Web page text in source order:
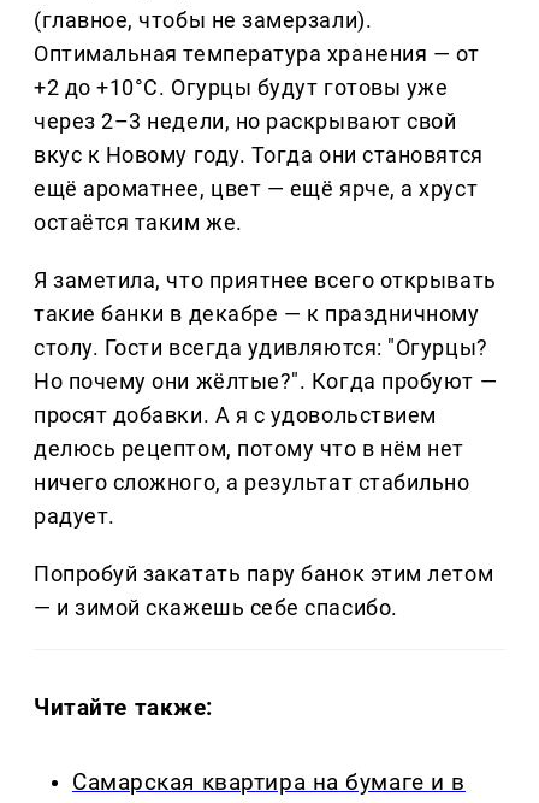
(главное, чтобы не замерзали).
Оптимальная температура хранения — от
+2 до +10°C. Огурцы будут готовы уже
через 2–3 недели, но раскрывают свой
вкус к Новому году. Тогда они становятся
ещё ароматнее, цвет — ещё ярче, а хруст
остаётся таким же.
Я заметила, что приятнее всего открывать
такие банки в декабре — к праздничному
столу. Гости всегда удивляются: "Огурцы?
Но почему они жёлтые?". Когда пробуют —
просят добавки. А я с удовольствием
делюсь рецептом, потому что в нём нет
ничего сложного, а результат стабильно
радует.
Попробуй закатать пару банок этим летом
— и зимой скажешь себе спасибо.
Читайте также:
Самарская квартира на бумаге и в